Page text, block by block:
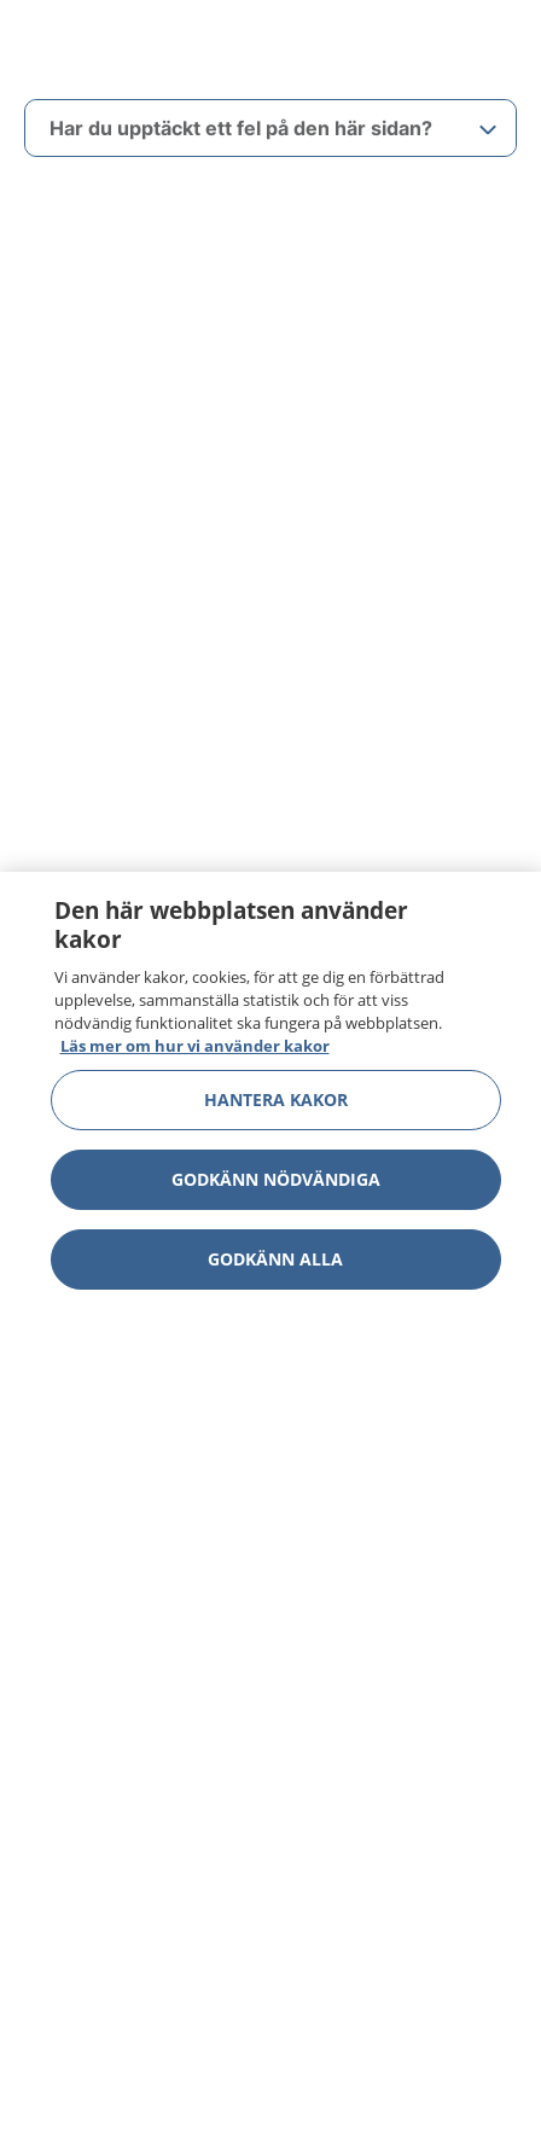
Har du upptäckt ett fel på den här sidan?
Den här webbplatsen använder
kakor
Vi använder kakor, cookies, för att ge dig en förbättrad
upplevelse, sammanställa statistik och för att viss
nödvändig funktionalitet ska fungera på webbplatsen.
Läs mer om hur vi använder kakor
HANTERA KAKOR
GODKÄNN NÖDVÄNDIGA
GODKÄNN ALLA